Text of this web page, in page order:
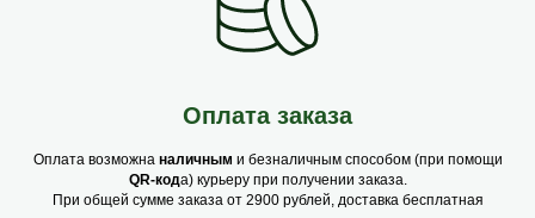
Оплата заказа
Оплата возможна наличным и безналичным способом (при помощи
QR-кода) курьеру при получении заказа.
При общей сумме заказа от 2900 рублей, доставка бесплатная